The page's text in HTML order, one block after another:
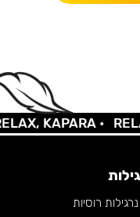
KAPARA • RELAX,
נרגילות רוסיות